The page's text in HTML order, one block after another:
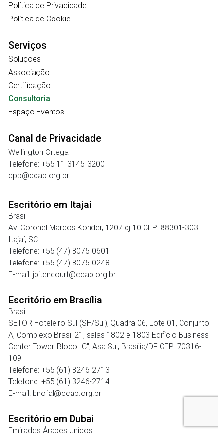
Política de Privacidade
Política de Cookie
Serviços
Soluções
Associação
Certificação
Consultoria
Espaço Eventos
Canal de Privacidade
Wellington Ortega
Telefone: +55 11 3145-3200
dpo@ccab.org.br
Escritório em Itajaí
Brasil
Av. Coronel Marcos Konder, 1207 cj 10 CEP: 88301-303
Itajaí, SC
Telefone: +55 (47) 3075-0601
Telefone: +55 (47) 3075-0248
E-mail: jbitencourt@ccab.org.br
Escritório em Brasília
Brasil
SETOR Hoteleiro Sul (SH/Sul), Quadra 06, Lote 01, Conjunto
A, Complexo Brasil 21, salas 1802 e 1803 Edifício Business
Center Tower, Bloco "C", Asa Sul, Brasília/DF CEP: 70316-
109
Telefone: +55 (61) 3246-2713
Telefone: +55 (61) 3246-2714
E-mail: bnofal@ccab.org.br
Escritório em Dubai
Emirados Árabes Unidos